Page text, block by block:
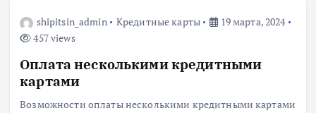
shipitsin_admin Кредитные карты
19 марта, 2024
457 views
Оплата несколькими кредитными
картами
Возможности оплаты несколькими кредитными картами